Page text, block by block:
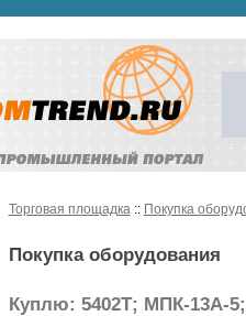
Торговая площадка:: Покупка
Покупка оборудования
Куплю: 5402Т; МПК-13А-